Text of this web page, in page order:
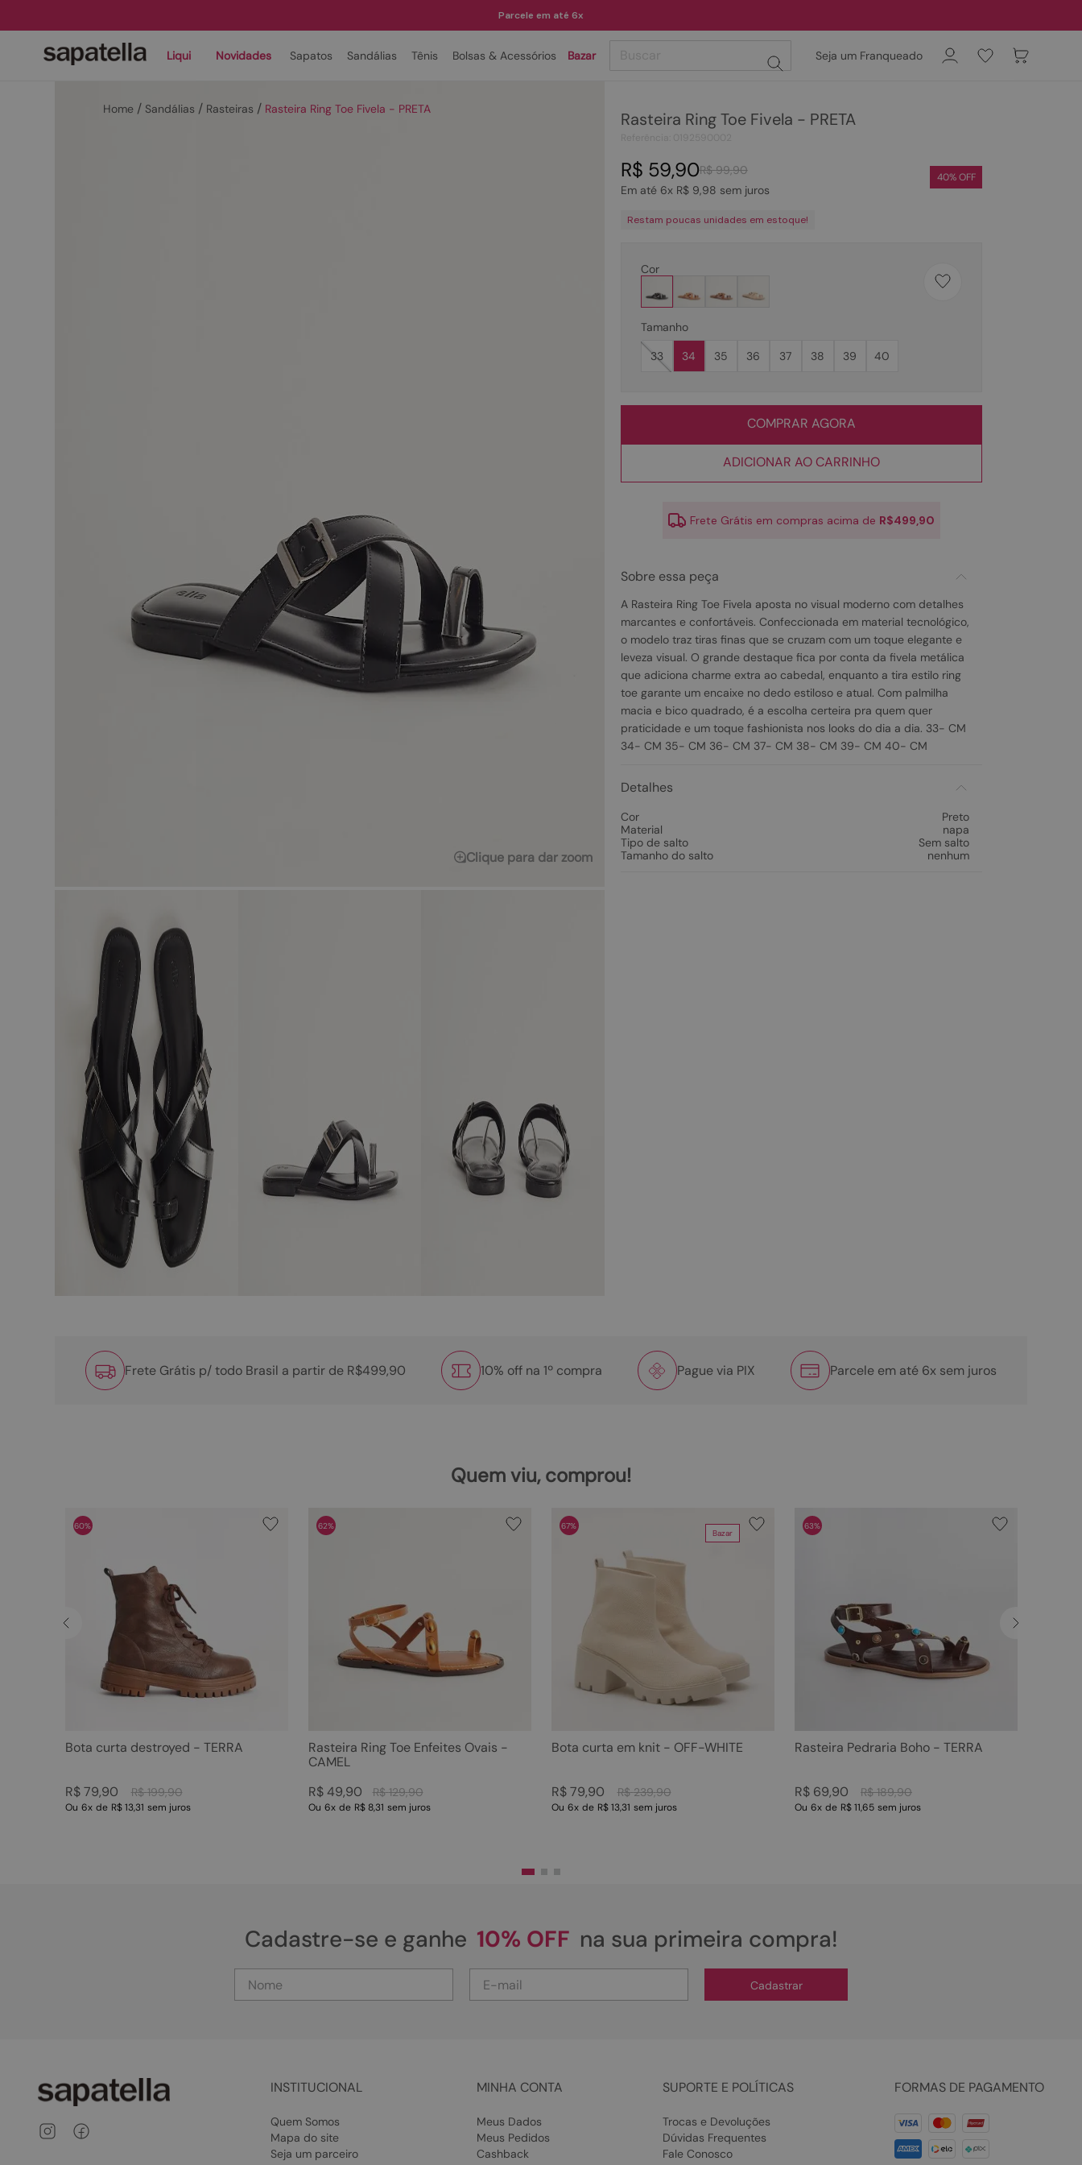
Parcele em até 6x
Liqui Novidades Sapatos Sandálias Tênis Bolsas & Acessórios Bazar Seja um Franqueado
Sandálias Rasteiras Rasteira Ring Toe Fivela - PRETA
Clique para dar zoom
Rasteira Ring Toe Fivela - PRETA
R$ 99,90
R$ 59,90
Em até 6x R$ 9,98 sem juros
40% OFF
Restam poucas unidades em estoque!
Cor
Tamanho
33
34 35 36 37 38 39 40
COMPRAR AGORA
ADICIONAR AO CARRINHO
Frete Grátis em compras acima de R$499,90
Sobre essa peça
A Rasteira Ring Toe Fivela aposta no visual moderno com detalhes
marcantes e confortáveis. Confeccionada em material tecnológico,
o modelo traz tiras finas que se cruzam com um toque elegante e
leveza visual. O grande destaque fica por conta da fivela metálica
que adiciona charme extra ao cabedal, enquanto a tira estilo ring
toe garante um encaixe no dedo estiloso e atual. Com palmilha
macia e bico quadrado, é a escolha certeira pra quem quer
praticidade e um toque fashionista nos looks do dia a dia. 33- CM
34- CM 35- CM 36- CM 37- CM 38- CM 39- CM 40- CM
Detalhes
Cor
Preto
Material
napa
Tipo de salto
Sem salto
Tamanho do salto
nenhum
Frete Grátis p/ todo Brasil a partir de R$499,90 10% off na 1º compra Pague via PIX Parcele em até 6x sem juros
Quem viu, comprou!
60%
Bota curta destroyed - TERRA
R$ 199,90
R$ 79,90
Ou 6x de R$ 13,31 sem juros
62%
Rasteira Ring Toe Enfeites Ovais -
CAMEL
R$ 129,90
R$ 49,90
Ou 6x de R$ 8,31 sem juros
Bazar
67%
Bota curta em knit - OFF-WHITE
R$ 239,90
R$ 79,90
Ou 6x de R$ 13,31 sem juros
63%
Rasteira Pedraria Boho - TERRA
R$ 189,90
R$ 69,90
Ou 6x de R$ 11,65 sem juros
Cadastre-se e ganhe 10% OFF na sua primeira compra!
Cadastrar
INSTITUCIONAL
Quem Somos
Mapa do site
Seja um parceiro
MINHA CONTA
Meus Dados
Meus Pedidos
Cashback
SUPORTE E POLÍTICAS
Trocas e Devoluções
Dúvidas Frequentes
Fale Conosco
FORMAS DE PAGAMENTO